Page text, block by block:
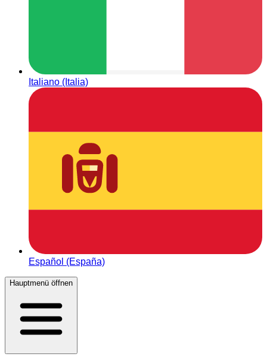
Italiano (Italia)
Español (España)
Hauptmenü öffnen